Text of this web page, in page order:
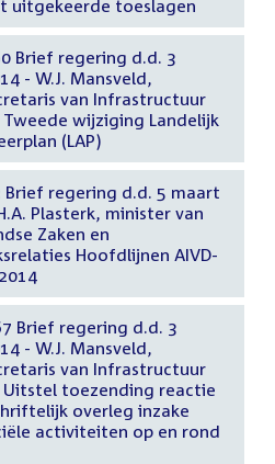
uitgekeerde toeslagen
Brief regering d.d. 3
- W.J. Mansveld,
van Infrastructuur
Tweede wijziging Landelijk
(LAP)
Brief regering d.d. 5 maart
Plasterk, minister van
Zaken en
Hoofdlijnen AIVD-
Brief regering d.d. 3
- W.J. Mansveld,
van Infrastructuur
Uitstel toezending reactie
overleg inzake
activiteiten op en rond